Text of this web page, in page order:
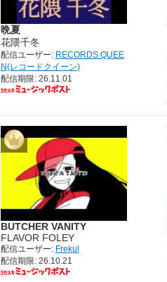
晩夏
花隈千冬
配信ユーザー: RECORDS QUEE
N(レコードクイーン)
配信期限: 26.11.01
BUTCHER VANITY
FLAVOR FOLEY
配信ユーザー: Frekul
配信期限: 26.10.21